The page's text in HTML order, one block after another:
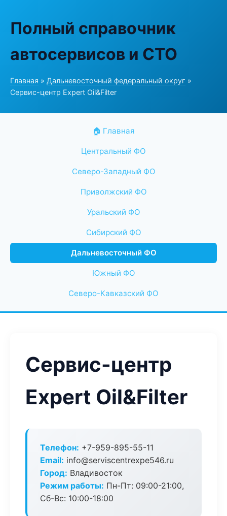
Полный справочник
автосервисов и СТО
Главная » Дальневосточный федеральный округ »
Сервис-центр Expert Oil&Filter
🏠 Главная
Центральный ФО
Северо-Западный ФО
Приволжский ФО
Уральский ФО
Сибирский ФО
Дальневосточный ФО
Южный ФО
Северо-Кавказский ФО
Сервис-центр
Expert Oil&Filter
Телефон: +7-959-895-55-11
Email: info@serviscentrexpe546.ru
Город: Владивосток
Режим работы: Пн-Пт: 09:00-21:00,
Сб-Вс: 10:00-18:00